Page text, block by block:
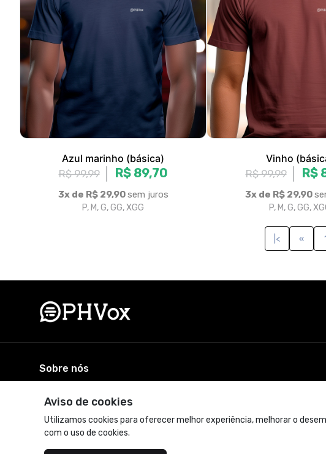
Azul marinho (básica)
R$ 99,99
R$ 89,70
3x de R$ 29,90 sem juros
Vinho
R$ 99,99
3x de R$ 29,90
|<
Aviso de cookies
Utilizamos cookies para oferecer melhor experiência, melhorar o
com o uso de cookies.
A loja oficial do PHVox. Vista-se com estilo e personalidade. Contato:
Acompanhe-nos: